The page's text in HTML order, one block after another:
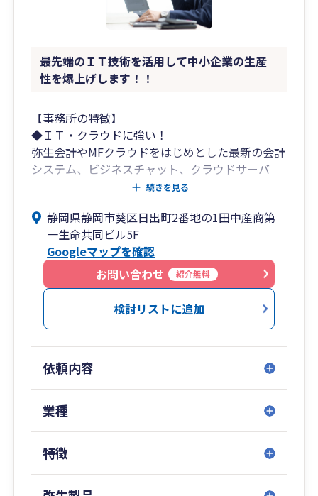
最先端のＩＴ技術を活用して中小企業の生産
性を爆上げします！！
【事務所の特徴】
◆ＩＴ・クラウドに強い！
弥生会計やMFクラウドをはじめとした最新の会計
システム、ビジネスチャット、クラウドサーバ
ー、ＷＥＢ会議システム、遠隔リモートツールそ
が本当にやるべき「経営」に専念可能。
◆明瞭な価格提示！
「わかりやすさ」を重視し、3つのコースから選
択可能。
◆代表税理士が40代と若い！
す。
◆税務調査に強い！
◆投資に強い！
不動産、太陽光、株式、保険など、富裕層の方が
続きを見る
静岡県静岡市葵区日出町2番地の1田中産商第
一生命共同ビル5F
Googleマップを確認
お問い合わせ
紹介無料
検討リストに追加
依頼内容
業種
特徴